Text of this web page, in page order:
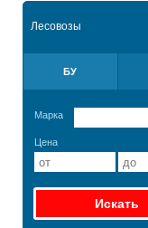
Лесовозы
БУ
Марка
Цена